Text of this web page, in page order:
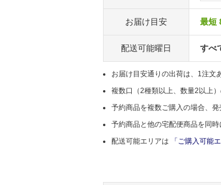
お届け目安 最短
配送可能曜日 すべ
お届け目安通りの出荷は、1注文
複数口（2種類以上、数量2以上
予約商品を複数ご購入の場合、
予約商品と他の宅配便商品を同
配送可能エリアは
「ご購入可能